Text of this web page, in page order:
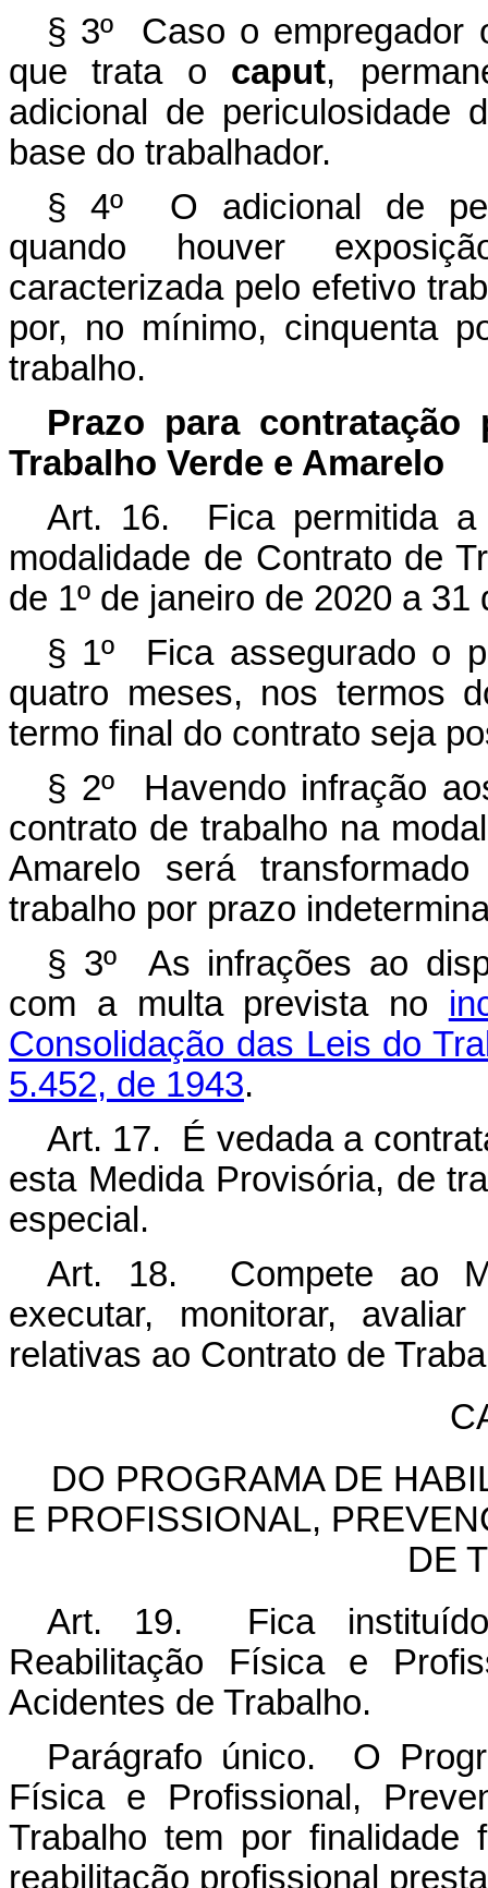
§ 3º Caso o empregador
que trata o caput,
adicional de periculosidade
base do trabalhador.
§ 4º O adicional de
quando houver
caracterizada pelo efetivo
por, no mínimo, cinquenta
trabalho.
Prazo para contratação
Trabalho Verde e Amarelo
Art. 16. Fica permitida a
modalidade de Contrato de
de 1º de janeiro de 2020 a
§ 1º Fica assegurado o
quatro meses, nos termos
termo final do contrato seja
§ 2º Havendo infração
contrato de trabalho na
Amarelo será
trabalho por prazo
§ 3º As infrações ao
com a multa prevista no
Consolidação das Leis do
5.452, de 1943.
Art. 17. É vedada a
esta Medida Provisória, de
especial.
Art. 18. Compete ao
executar, monitorar,
relativas ao Contrato de
DO PROGRAMA DE
E PROFISSIONAL,
DE
Art. 19. Fica
Reabilitação Física e
Acidentes de
Parágrafo único. O
Física e Profissional,
Trabalho tem por finalidade
reabilitação profissional